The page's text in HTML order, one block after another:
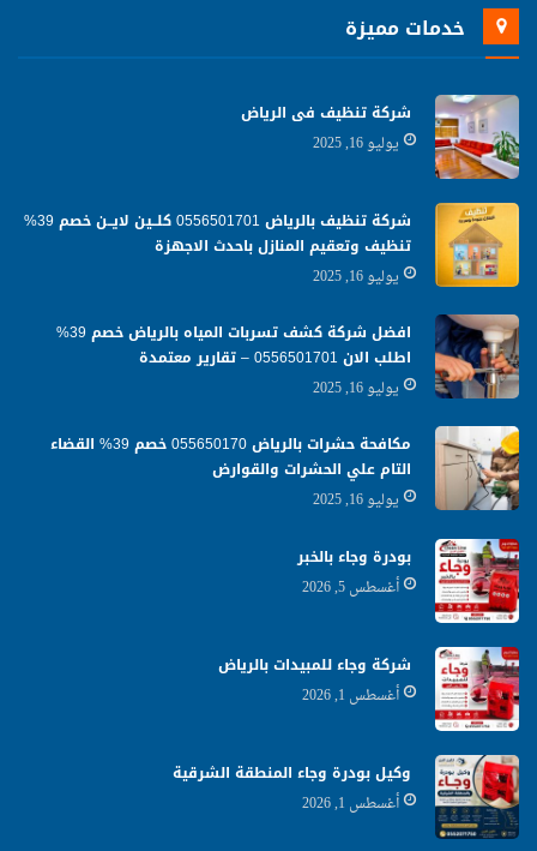
خدمات مميزة
شركة تنظيف فى الرياض
يوليو 16, 2025
شركة تنظيف بالرياض 0556501701 كلــين لايــن خصم 39%
تنظيف وتعقيم المنازل باحدث الاجهزة
يوليو 16, 2025
افضل شركة كشف تسربات المياه بالرياض خصم 39%
اطلب الان 0556501701‬‏ – تقارير معتمدة
يوليو 16, 2025
مكافحة حشرات بالرياض 055650170 خصم 39% القضاء
التام علي الحشرات والقوارض
يوليو 16, 2025
بودرة وجاء بالخبر
أغسطس 5, 2026
شركة وجاء للمبيدات بالرياض
أغسطس 1, 2026
وكيل بودرة وجاء المنطقة الشرقية
أغسطس 1, 2026